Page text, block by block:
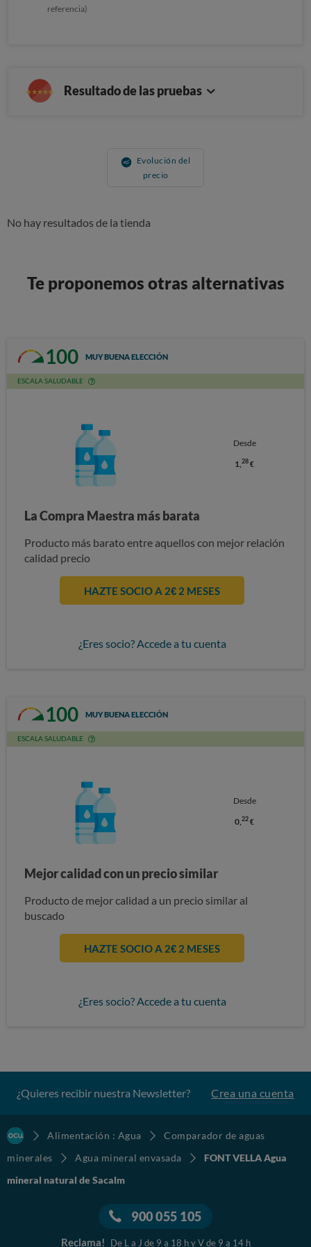
referencia)
Resultado de las pruebas
Evolución del
precio
No hay resultados de la tienda
Te proponemos otras alternativas
100 MUY BUENA ELECCIÓN
ESCALA SALUDABLE
Desde
1,28 €
La Compra Maestra más barata
Producto más barato entre aquellos con mejor relación
calidad precio
HAZTE SOCIO A 2€ 2 MESES
¿Eres socio? Accede a tu cuenta
100 MUY BUENA ELECCIÓN
ESCALA SALUDABLE
Desde
0,22 €
Mejor calidad con un precio similar
Producto de mejor calidad a un precio similar al
buscado
HAZTE SOCIO A 2€ 2 MESES
¿Eres socio? Accede a tu cuenta
¿Quieres recibir nuestra Newsletter? Crea una cuenta
Alimentación : Agua
Comparador de aguas
minerales
Agua mineral envasada
FONT VELLA Agua
mineral natural de Sacalm
900 055 105
Reclama! De L a J de 9 a 18 h y V de 9 a 14 h